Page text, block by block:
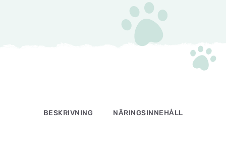
BESKRIVNING NÄRINGSINNEHÅLL